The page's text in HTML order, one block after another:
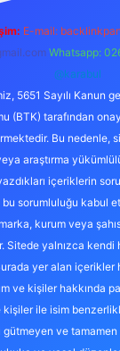
E-mail:
Whatsapp:
@karabul
5651 Sayılı Kanun
(BTK) tarafından
Bu nedenle,
araştırma
içeriklerin
sorumluluğu kabul
kurum veya
Sitede yalnızca kendi
yer alan
ve kişiler hakkında
ile isim
gütmeyen ve